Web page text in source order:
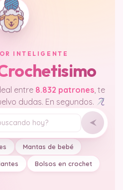
INTELIGENTE
entre 8.832 patrones, te
dudas. En segundos.
Mantas de bebé
Bolsos en crochet